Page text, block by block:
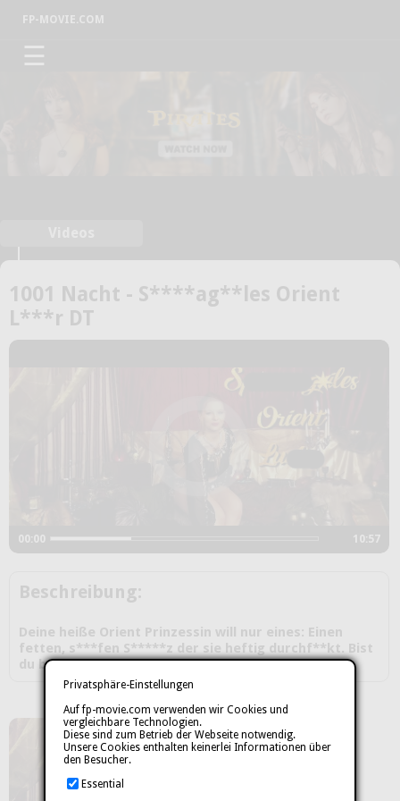
FP-MOVIE.COM
☰
Privatsphäre-Einstellungen
Auf fp-movie.com verwenden wir Cookies und
vergleichbare Technologien.
Diese sind zum Betrieb der Webseite notwendig.
Unsere Cookies enthalten keinerlei Informationen über
den Besucher.
Essential
1001 Nacht - S****ag**les Orient
L***r DT
00:00 10:57
Beschreibung:
Deine heiße Orient Prinzessin will nur eines: Einen
fetten, s***fen S*****z der sie heftig durchf**kt. Bist
du bereit dafür?